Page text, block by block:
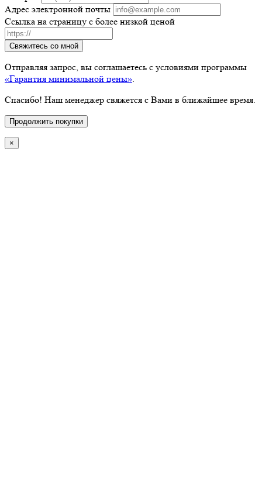
Адрес электронной почты
Ссылка на страницу с более низкой ценой
Свяжитесь со мной
Отправляя запрос, вы соглашаетесь с условиями программы
«Гарантия минимальной цены»
Спасибо! Наш менеджер свяжется с Вами в ближайшее время.
Продолжить покупки
×